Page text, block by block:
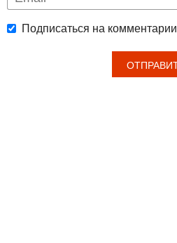
Подписаться на комментарии